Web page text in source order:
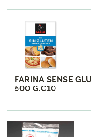
FARINA SENSE
500 G.C10